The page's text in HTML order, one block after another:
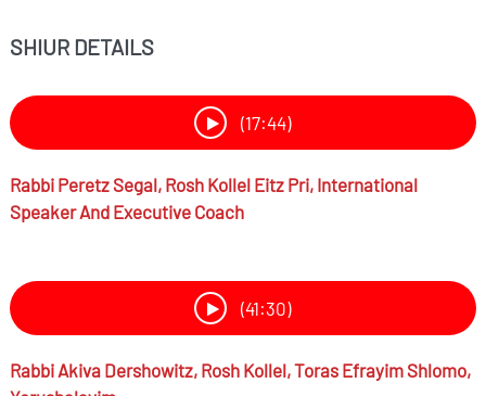
SHIUR DETAILS
(17:44)
RabbiPeretz Segal, Rosh Kollel Eitz Pri, International
Speaker And Executive Coach
(41:30)
RabbiAkiva Dershowitz, Rosh Kollel, Toras Efrayim Shlomo,